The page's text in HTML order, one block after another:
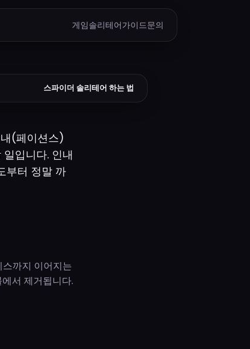
게임솔리테어가이드문의
스파이더 솔리테어 하는 법
(페이션스)
입니다. 인내
부터 정말 까
까지 이어지는
서 제거됩니다.